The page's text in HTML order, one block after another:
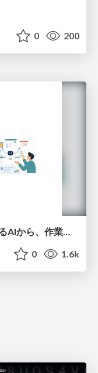
0 200
[しろおび夏祭り2026] チャットするAIから、作業するAIへ - 使われ方の変化と、その裏側で起きていること
0 1.6k